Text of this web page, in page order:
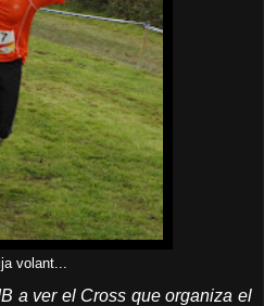
volant...
a ver el Cross que organiza el